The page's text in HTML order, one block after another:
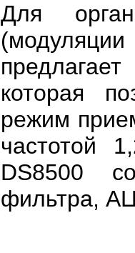
Для
которая
режим
частотой
DS8500
фильтра,